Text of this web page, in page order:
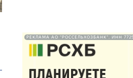
РЕКЛАМА АО "РОССЕЛЬХОЗБАНК". ИНН